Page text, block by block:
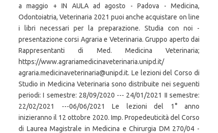
a maggio + IN AULA ad agosto - Padova - Medicina,
Odontoiatria, Veterinaria 2021 puoi anche acquistare on line
i libri necessari per la preparazione. Studia con noi -
presentazione corsi Agraria e Veterinaria. Gruppo aperto dai
Rappresentanti di Med. Medicina Veterinaria;
https://www.agrariamedicinaveterinaria.unipd.it/
agraria.medicinaveterinaria@unipd.it. Le lezioni del Corso di
Studio in Medicina Veterinaria sono distribuite nei seguenti
periodi: I semestre: 28/09/2020 --- 24/01/2021 II semestre:
22/02/2021 ---06/06/2021 Le lezioni del 1° anno
inizieranno il 12 ottobre 2020. Imp. Propedeuticità del Corso
di Laurea Magistrale in Medicina e Chirurgia DM 270/04 -